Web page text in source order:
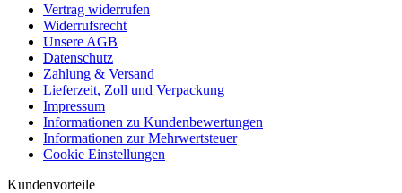
Vertrag widerrufen
Widerrufsrecht
Unsere AGB
Datenschutz
Zahlung & Versand
Lieferzeit, Zoll und Verpackung
Impressum
Informationen zu Kundenbewertungen
Informationen zur Mehrwertsteuer
Cookie Einstellungen
Kundenvorteile